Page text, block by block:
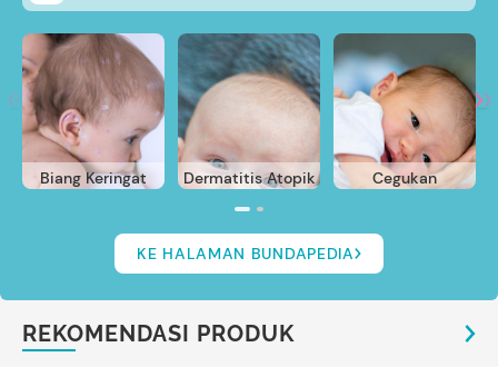
Biang Keringat Dermatitis Atopik Cegukan
KE HALAMAN BUNDAPEDIA
REKOMENDASI PRODUK